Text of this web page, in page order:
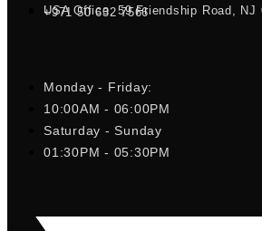
+971 50 632 7566
USA Office: 59 Friendship Road, NJ
Monday - Friday:
10:00AM - 06:00PM
Saturday - Sunday
01:30PM - 05:30PM